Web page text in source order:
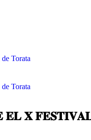
𝐄𝐋 𝐗